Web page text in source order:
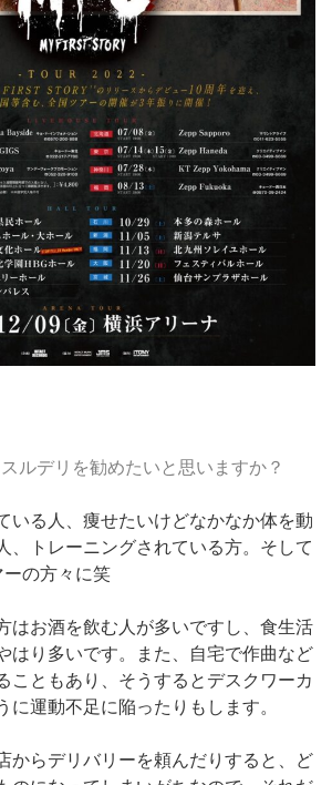
ルデリを勧めたいと思いますか？
いる人、痩せたいけどなかなか体を動
、トレーニングされている方。そして
の方々に笑
はお酒を飲む人が多いですし、食生活
はり多いです。また、自宅で作曲など
こともあり、そうするとデスクワーカ
に運動不足に陥ったりもします。
からデリバリーを頼んだりすると、ど